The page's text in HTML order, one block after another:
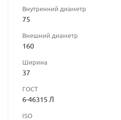
Внутренний диаметр
75
Внешний диаметр
160
Ширина
37
ГОСТ
6-46315 Л
ISO